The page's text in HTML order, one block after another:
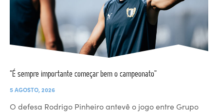
“É sempre importante começar bem o campeonato”
5 AGOSTO, 2026
O defesa Rodrigo Pinheiro antevê o jogo entre Grupo